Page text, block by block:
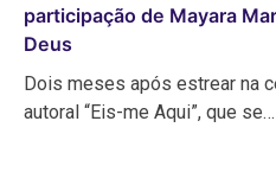
participação de Mayara
Deus
Dois meses após estrear na
autoral “Eis-me Aqui”, que se…